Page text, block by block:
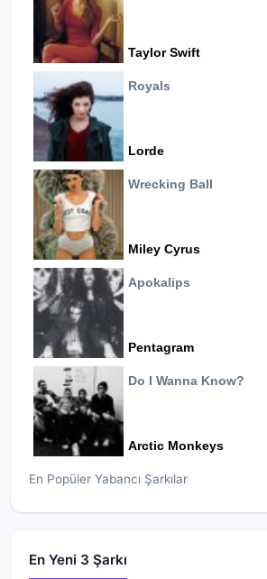
Taylor Swift
Royals
Lorde
Wrecking Ball
Miley Cyrus
Apokalips
Pentagram
Do I Wanna Know?
Arctic Monkeys
En Popüler Yabancı Şarkılar
En Yeni 3 Şarkı